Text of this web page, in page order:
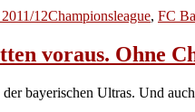
12Schlagwörter
Championsleague, FC
voraus. Ohne
bayerischen Ultras. Und